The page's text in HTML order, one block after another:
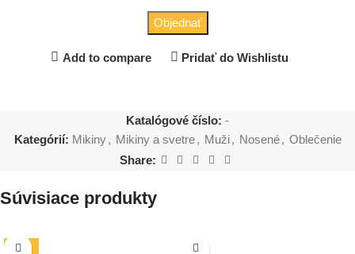
Objednať
Add to compare Pridať do Wishlistu
Katalógové číslo: -
Kategórií: Mikiny , Mikiny a svetre , Muži , Nosené , Oblečenie
Share:
Súvisiace produkty
-19%